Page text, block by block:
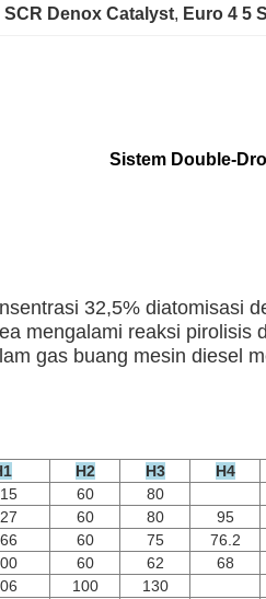
SCR Denox Catalyst, Euro 4 5
Sistem Double-
32,5% diatomisasi
mengalami reaksi
gas buang mesin diesel
H2 H3 H4
60
80
60 80 95
60 75 76.2
60 62 68
100
130